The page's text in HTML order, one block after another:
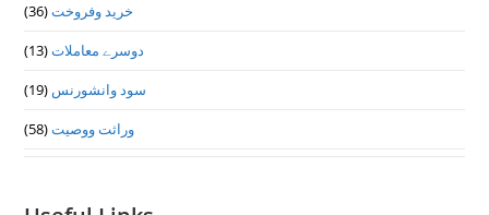
خرید وفروخت(36)
دوسرے معاملات(13)
سود وانشورنس (19)
وراثت ووصيت(58)